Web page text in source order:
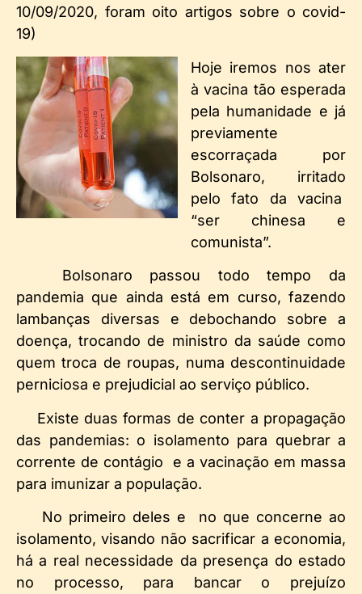
10/09/2020, foram oito artigos sobre o covid-
19)
Hoje iremos nos ater
à vacina tão esperada
pela humanidade e já
previamente
escorraçada por
Bolsonaro, irritado
pelo fato da vacina
“ser chinesa e
comunista”.
Bolsonaro passou todo tempo da
pandemia que ainda está em curso, fazendo
lambanças diversas e debochando sobre a
doença, trocando de ministro da saúde como
quem troca de roupas, numa descontinuidade
perniciosa e prejudicial ao serviço público.
Existe duas formas de conter a propagação
das pandemias: o isolamento para quebrar a
corrente de contágio e a vacinação em massa
para imunizar a população.
No primeiro deles e no que concerne ao
isolamento, visando não sacrificar a economia,
há a real necessidade da presença do estado
no processo, para bancar o prejuízo